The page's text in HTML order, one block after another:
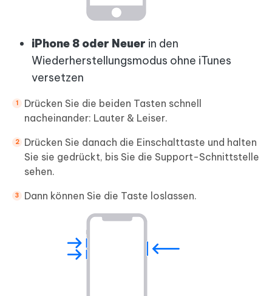
iPhone 8 oder Neuer in den
Wiederherstellungsmodus ohne iTunes
versetzen
Drücken Sie die beiden Tasten schnell
nacheinander: Lauter & Leiser.
Drücken Sie danach die Einschalttaste und halten
Sie sie gedrückt, bis Sie die Support-Schnittstelle
sehen.
Dann können Sie die Taste loslassen.